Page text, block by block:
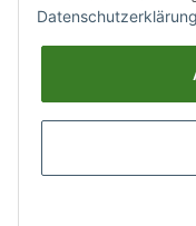
Sichere Zahlung
Datenschutzerklärung